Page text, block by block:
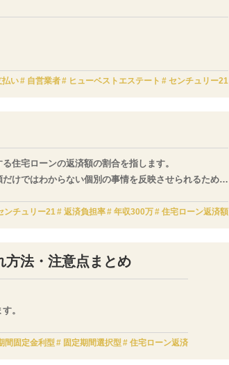
廃りのものではないか、一過性のものでないかなどに
払い 自営業者 ヒューベストエステート センチュリー21
住宅ローンの返済額の割合を指します。
けではわからない個別の事情を反映させられるため、
ンチュリー21 返済負担率 年収300万 住宅ローン返済額
方法・注意点まとめ
。
間固定金利型 固定期間選択型 住宅ローン返済